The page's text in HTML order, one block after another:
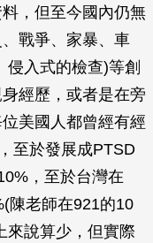
，但至今國內仍無
戰爭、家暴、車
入式的檢查)等創
經歷，或者是在旁
美國人都曾經有經
至於發展成PTSD
，至於台灣在
陳老師在921的10
來說算少，但實際